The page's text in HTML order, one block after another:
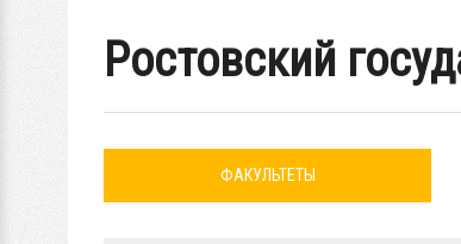
Ростовский
ФАКУЛЬТЕТЫ